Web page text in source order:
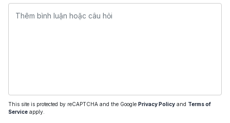
This site is protected by reCAPTCHA and the Google Privacy Policy and Terms of
Service apply.